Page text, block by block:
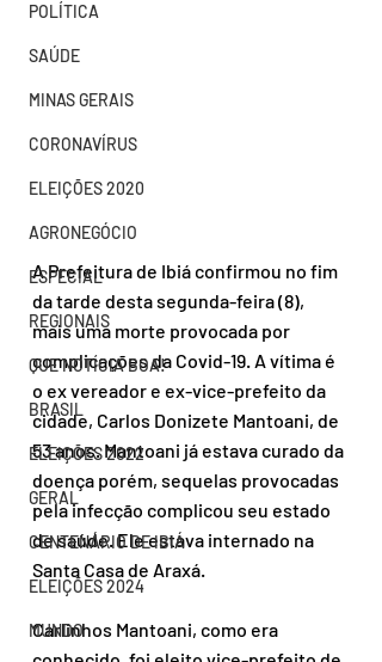
POLÍTICA
SAÚDE
MINAS GERAIS
CORONAVÍRUS
ELEIÇÕES 2020
AGRONEGÓCIO
ESPECIAL
REGIONAIS
QUE NOTÍCIA BOA!
BRASIL
ELEIÇÕES 2022
GERAL
CENTENÁRIO DE IBIÁ
ELEIÇÕES 2024
MUNDO
A Prefeitura de Ibiá confirmou no fim
da tarde desta segunda-feira (8),
mais uma morte provocada por
complicações da Covid-19. A vítima é
o ex vereador e ex-vice-prefeito da
cidade, Carlos Donizete Mantoani, de
53 anos. Mantoani já estava curado da
doença porém, sequelas provocadas
pela infecção complicou seu estado
de saúde. Ele estava internado na
Santa Casa de Araxá.
Carlinhos Mantoani, como era